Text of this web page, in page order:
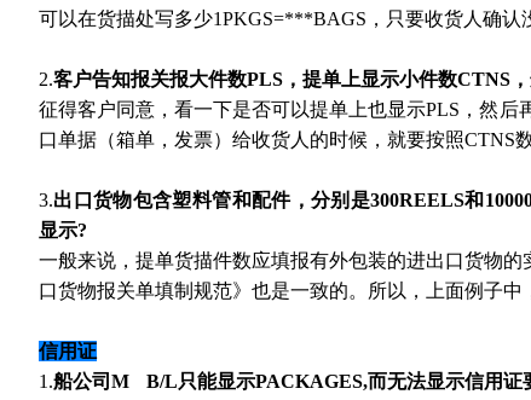
可以在货描处写多少1PKGS=***BAGS，只要收货人确认
2.客户告知报关报大件数PLS，提单上显示小件数CTNS
征得客户同意，看一下是否可以提单上也显示PLS，然
口单据（箱单，发票）给收货人的时候，就要按照CTNS
3.出口货物包含塑料管和配件，分别是300REELS和
显示?
一般来说，提单货描件数应填报有外包装的进出口货物
口货物报关单填制规范》也是一致的。所以，上面例子中
信用证
1.船公司M B/L只能显示PACKAGES,而无法显示信用